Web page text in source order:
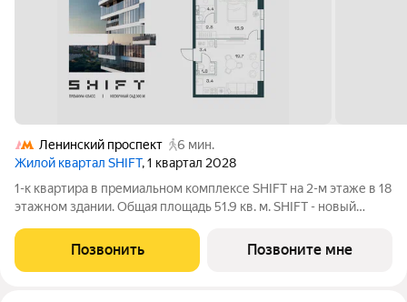
Ленинский проспект
6 мин.
Жилой квартал SHIFT, 1 квартал 2028
1-к квартира в премиальном комплексе SHIFT на 2-м этаже в 18
этажном здании. Общая площадь 51.9 кв. м. SHIFT - новый
районе, в 300 м от Нескучного сада. Главная особенность
проекта - 5 башен, в
Позвонить Позвоните мне